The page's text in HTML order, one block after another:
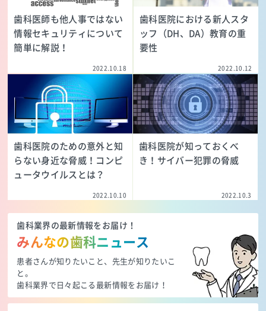
歯科医師も他人事ではない
情報セキュリティについて
簡単に解説！
2022.10.18
歯科医院における新人スタ
ッフ（DH、DA）教育の重
要性
2022.10.12
歯科医院のための意外と知
らない身近な脅威！コンピ
ュータウイルスとは？
2022.10.10
歯科医院が知っておくべ
き！サイバー犯罪の脅威
2022.10.3
歯科業界の最新情報をお届け！
みんなの歯科ニュース
患者さんが知りたいこと、先生が知りたいこ
と。
歯科業界で日々起こる最新情報をお届け！